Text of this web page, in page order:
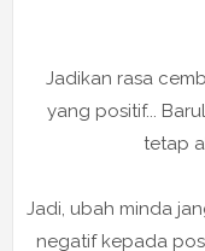
Jadikan rasa
yang positif...
tetap
Jadi, ubah minda
negatif kepada